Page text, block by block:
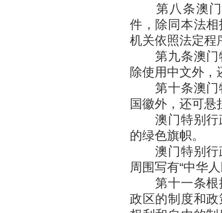
第八条澳门
件，除同本法
机关依照法定程
第九条澳门特
除使用中文外
第十条澳门特
国徽外，还可
澳门特别行政
的绿色旗帜。
澳门特别行政
周围写有“中华
第十一条根据
政区的制度和